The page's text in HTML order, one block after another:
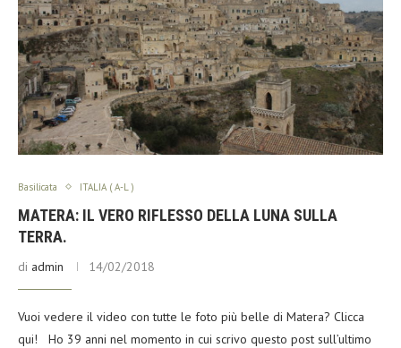
Basilicata ITALIA ( A-L )
MATERA: IL VERO RIFLESSO DELLA LUNA SULLA
TERRA.
di admin 14/02/2018
Vuoi vedere il video con tutte le foto più belle di Matera? Clicca
qui! Ho 39 anni nel momento in cui scrivo questo post sull’ultimo